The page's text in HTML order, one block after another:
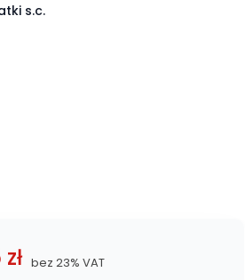
s.c.
bez 23% VAT